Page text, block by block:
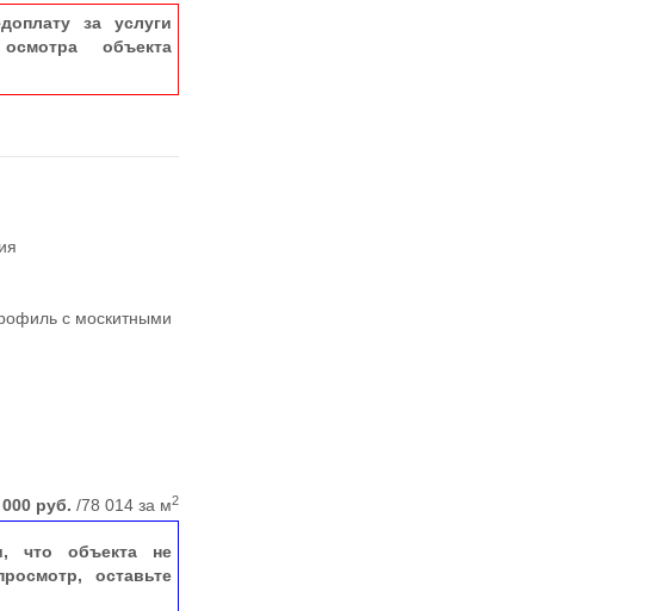
за услуги
объекта
с москитными
руб. /78 014 за м2
что объекта не
оставьте